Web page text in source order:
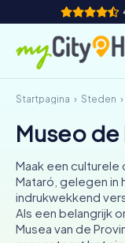
Hoe het werkt
Steden
Tours
Startpagina Steden
Museo
Maak een
Mataró, gelegen in
indrukwekkend
Als een belangrijk
Musea van de